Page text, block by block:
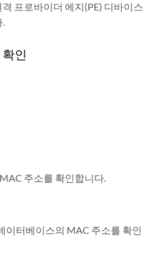
Up     vrf101
Up     vrf101
0
IRB-intf  Mode            MAC-sync
irb.102   Extended        Enabled
2         2         3         0
1         0         3         0
Status: Up/Forwarding
1
프로바이더 에지(PE) 디바이스
.
인
주소를 확인합니다.
이터베이스의 MAC 주소를 확인